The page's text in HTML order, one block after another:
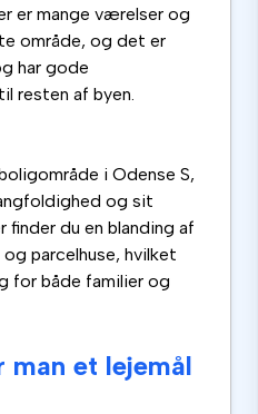
er mange værelser og
område, og det er
har gode
resten af byen.
i Odense S,
og sit
du en blanding af
parcelhuse, hvilket
for både familier og
man et lejemål